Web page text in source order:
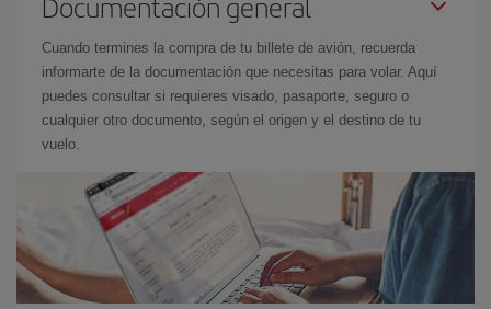
Cuando termines la compra de tu billete de avión, recuerda
informarte de la documentación que necesitas para volar. Aquí
puedes consultar si requieres visado, pasaporte, seguro o
cualquier otro documento, según el origen y el destino de tu
vuelo.